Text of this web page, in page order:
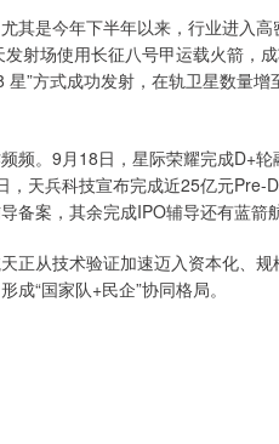
是今年下半年以来，行业进入高
射场使用长征八号甲运载火箭，
”方式成功发射，在轨卫星数量
。9月18日，星际荣耀完成D+轮
天兵科技宣布完成近25亿元Pre-
备案，其余完成IPO辅导还有蓝箭
从技术验证加速迈入资本化、规
“国家队+民企”协同格局。